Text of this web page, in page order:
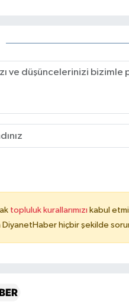
topluluk kurallarımızı kabul
DiyanetHaber hiçbir şekilde